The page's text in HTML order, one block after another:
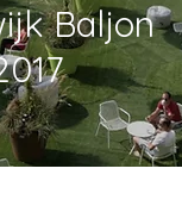
Baljon